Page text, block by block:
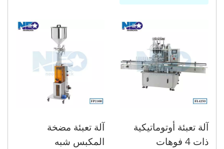
آلة تعبئة أوتوماتيكية
ذات 4 فوهات
آلة تعبئة مضخة
المكبس شبه